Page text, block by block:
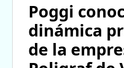
Poggi
dinámica
de la